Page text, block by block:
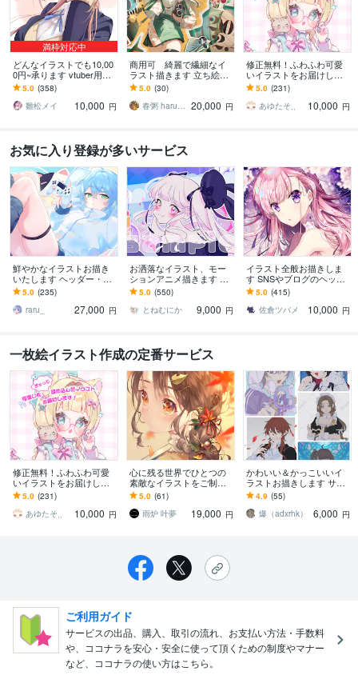
満枠対応中
どんなイラストでも10,00
0円~承ります vtuber用立
ち絵、一枚絵、アイコン
などなんでもOK！
5.0 (358)
雛松メイ
10,000 円
商用可 綺麗で繊細なイ
ラスト描きます 立ち絵か
ら一枚絵まで制作可能！
気軽にご相談下さい！
5.0 (30)
春粥 harukayu 20,000 円
修正無料！ふわふわ可愛
いイラストをお届けしま
す 1枚絵・ミニキャラ・立
ち絵・アイコン・記念日
なども対応可◎
5.0 (231)
あゆたそ⸒⸒
10,000 円
お気に入り登録が多いサービス
鮮やかなイラストお描き
いたします ヘッダー・サ
ムネイル・歌ってみた・
配信・グッズ・VTuber
5.0 (235)
raru_
27,000 円
お洒落なイラスト、モー
ションアニメ描きます 無
料修正3回で安心⊿配信や
挿絵や似顔絵等にも
5.0 (550)
とねむにか
9,000 円
イラスト全般お描きしま
す SNSやブログのヘッダ
ー、動画用の1枚絵、立ち
絵等に！
5.0 (415)
佐倉ツバメ
10,000 円
一枚絵イラスト作成の定番サービス
修正無料！ふわふわ可愛
いイラストをお届けしま
す 1枚絵・ミニキャラ・立
ち絵・アイコン・記念日
なども対応可◎
5.0 (231)
あゆたそ⸒⸒
10,000 円
心に残る世界でひとつの
素敵なイラストをご制作
します MV、サムネイル、
配信用立ち絵など！イメ
ージを形にします。
5.0 (61)
雨炉 叶夢
19,000 円
かわいい＆かっこいいイ
ラストお描きします サム
ネ・アイコン・MV・立ち
絵などに使えるイラスト
描きます
4.9 (55)
爆（adxrhk）
6,000 円
ご利用ガイド
サービスの出品、購入、取引の流れ、お支払い方法・手数料
や、ココナラを安心・安全に使って頂くための制度やマナー
など、ココナラの使い方はこちら。